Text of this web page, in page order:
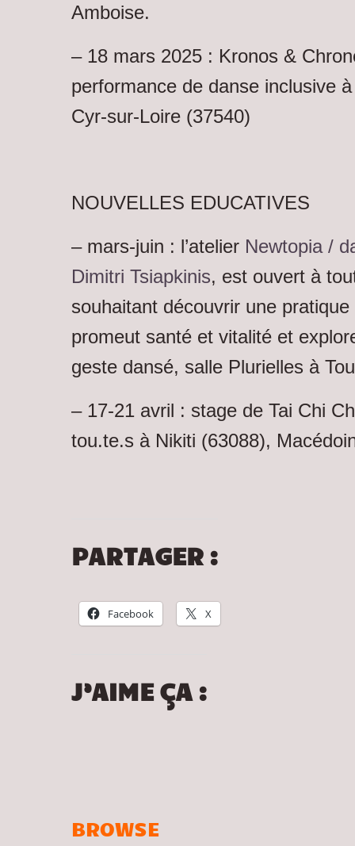
Amboise.
– 18 mars 2025 : Kronos &
performance de danse inclusive
Cyr-sur-Loire (37540)
NOUVELLES EDUCATIVES
– mars-juin : l’atelier Newtopia /
Dimitri Tsiapkinis, est ouvert à
souhaitant découvrir une
promeut santé et vitalité et
geste dansé, salle Plurielles à
– 17-21 avril : stage de Tai Chi
tou.te.s à Nikiti (63088),
PARTAGER :
Facebook X
J’AIME ÇA :
BROWSE